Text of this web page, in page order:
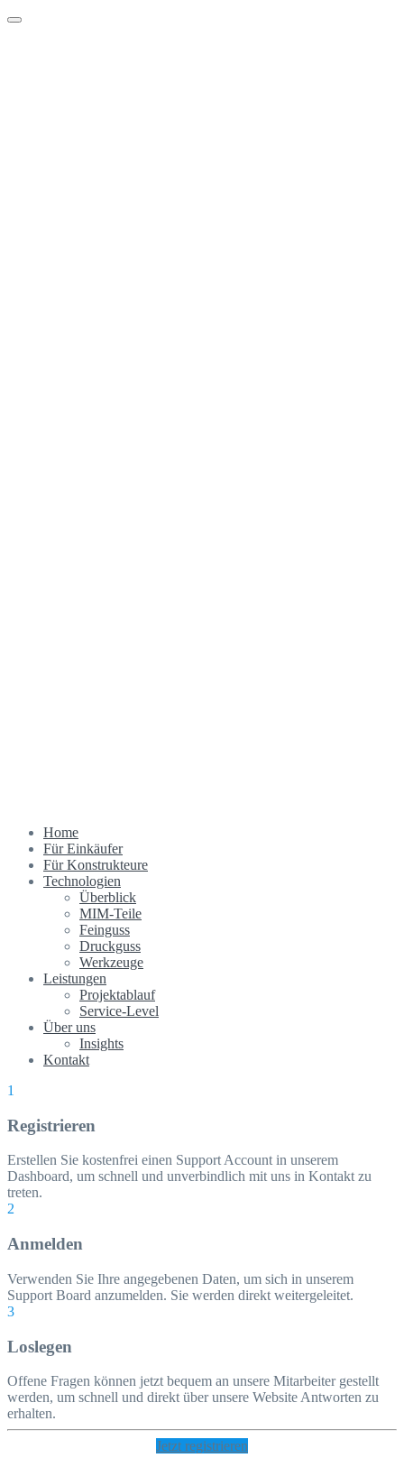
Home
Für Einkäufer
Für Konstrukteure
Technologien
Überblick
MIM-Teile
Feinguss
Druckguss
Werkzeuge
Leistungen
Projektablauf
Service-Level
Über uns
Insights
Kontakt
1
Registrieren
Erstellen Sie kostenfrei einen Support Account in unserem
Dashboard, um schnell und unverbindlich mit uns in Kontakt zu
treten.
2
Anmelden
Verwenden Sie Ihre angegebenen Daten, um sich in unserem
Support Board anzumelden. Sie werden direkt weitergeleitet.
3
Loslegen
Offene Fragen können jetzt bequem an unsere Mitarbeiter gestellt
werden, um schnell und direkt über unsere Website Antworten zu
erhalten.
Jetzt registrieren